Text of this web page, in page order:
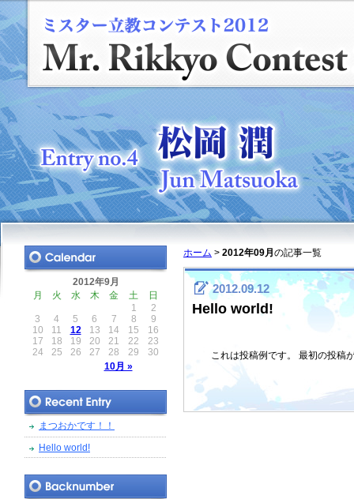
ホーム > 2012年09月 の記事一覧
2012.09.12
Hello world!
これは投稿例です。 最初の投稿
2012年9月
月
火 水 木 金 土 日
10月 »
1
2
3
4 5 6 7 8
9
10
11 12 13 14 15
16
17
18 19 20 21 22
23
24
25 26 27 28 29 30
まつおかです！！
Hello world!